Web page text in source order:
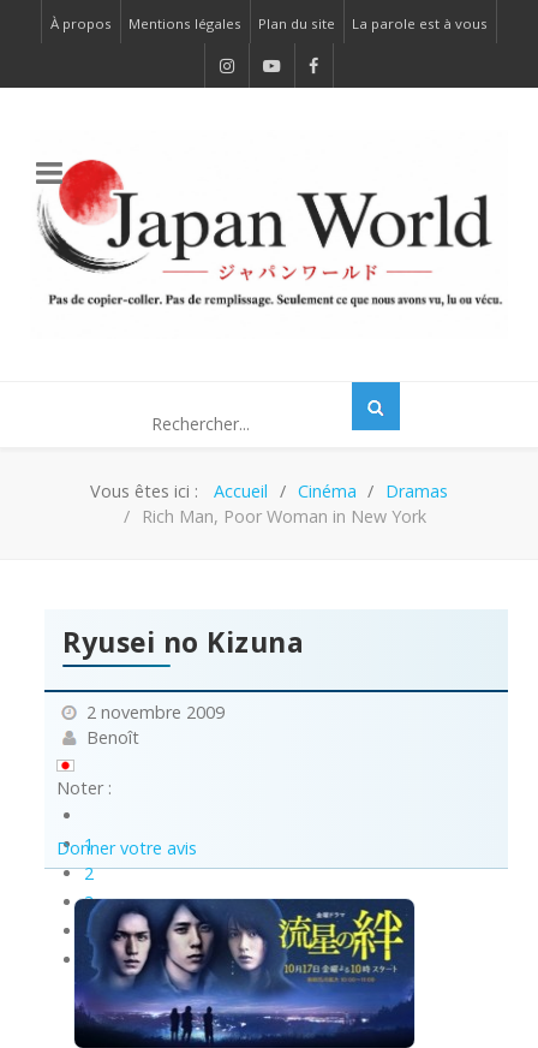
À propos Mentions légales Plan du site La parole est à vous
Vous êtes ici : Accueil Cinéma
Dramas
Rich Man, Poor Woman in New York
Ryusei no Kizuna
2 novembre 2009
Benoît
Noter :
1
2
3
4
5
Donner votre avis